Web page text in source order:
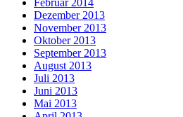
Dezember 2013
November 2013
Oktober 2013
September 2013
August 2013
Juli 2013
Juni 2013
Mai 2013